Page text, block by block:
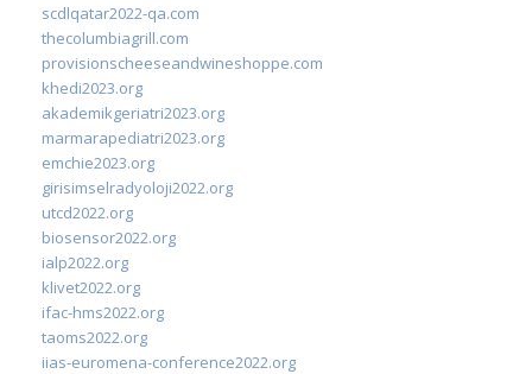
scdlqatar2022-qa.com
thecolumbiagrill.com
provisionscheeseandwineshoppe.com
khedi2023.org
akademikgeriatri2023.org
marmarapediatri2023.org
emchie2023.org
girisimselradyoloji2022.org
utcd2022.org
biosensor2022.org
ialp2022.org
klivet2022.org
ifac-hms2022.org
taoms2022.org
iias-euromena-conference2022.org